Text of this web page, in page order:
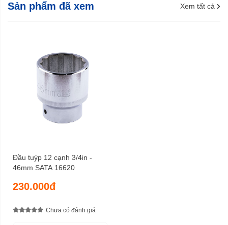
Sản phẩm đã xem Xem tất cả
Đầu tuýp 12 cạnh 3/4in -
46mm SATA 16620
230.000đ
Chưa có đánh giá